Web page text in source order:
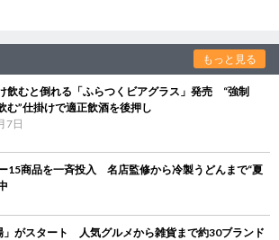
もっと見る
飲むと倒れる「ふらつくビアグラス」発売 “強制
む”仕掛けで適正飲酒を後押し
7日
15商品を一斉投入 名店監修から冷製うどんまで“夏
」がスタート 人気グルメから雑貨まで約30ブランド